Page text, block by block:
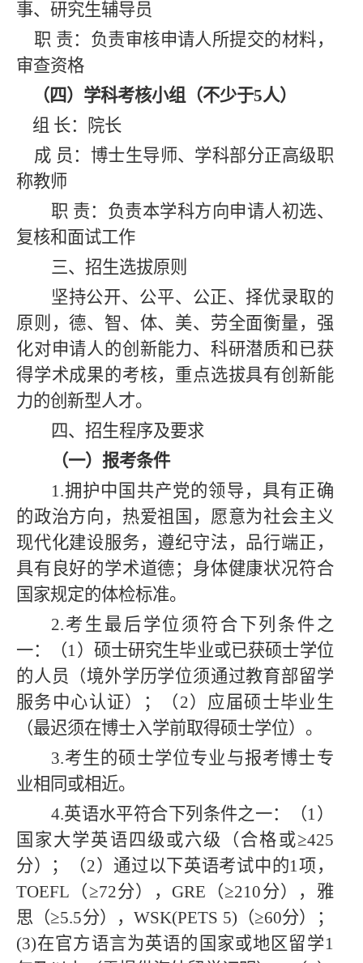
事、研究生辅导员
职 责：负责审核申请人所提交的材料，
审查资格
（四）学科考核小组（不少于5人）
组 长：院长
成 员：博士生导师、学科部分正高级职
称教师
职 责：负责本学科方向申请人初选、
复核和面试工作
三、招生选拔原则
坚持公开、公平、公正、择优录取的
原则，德、智、体、美、劳全面衡量，强
化对申请人的创新能力、科研潜质和已获
得学术成果的考核，重点选拔具有创新能
力的创新型人才。
四、招生程序及要求
（一）报考条件
1.拥护中国共产党的领导，具有正确
的政治方向，热爱祖国，愿意为社会主义
现代化建设服务，遵纪守法，品行端正，
具有良好的学术道德；身体健康状况符合
国家规定的体检标准。
2.考生最后学位须符合下列条件之
一：（1） 硕士研究生毕业或已获硕士学位
的人员（境外学历学位须通过教育部留学
服务中心认证）
；（2）应届硕士毕业生
（最迟须在博士入学前取得硕士学位）。
3.考生的硕士学位专业与报考博士专
业相同或相近。
4.英语水平符合下列条件之一：（1）
国家大学英语四级或六级（合格或≥425
分）；（2）通过以下英语考试中的1项，
TOEFL（≥72分），GRE（≥210分），雅
思（≥5.5分），WSK(PETS 5)（≥60分）；
(3)在官方语言为英语的国家或地区留学1